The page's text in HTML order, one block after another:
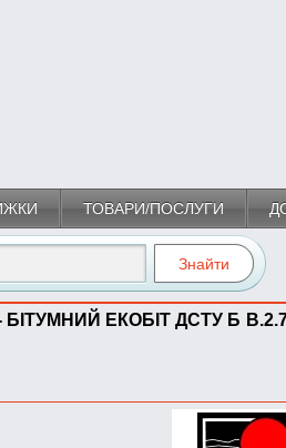
ТОВАРИ/ПОСЛУГИ
БІТУМНИЙ EКОБIТ ДСТУ Б